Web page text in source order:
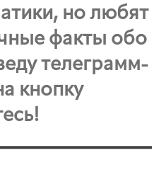
но любят
факты обо
телеграмм-
кнопку